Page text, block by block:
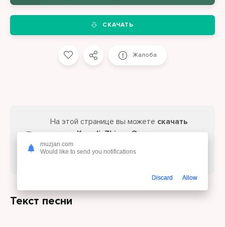
СКАЧАТЬ
Жалоба
На этой странице вы можете скачать
песню Keneli, Zhiro - Она сладкое
словно вино
Текст песни
muzjan.com
Would like to send you notifications
Discard Allow